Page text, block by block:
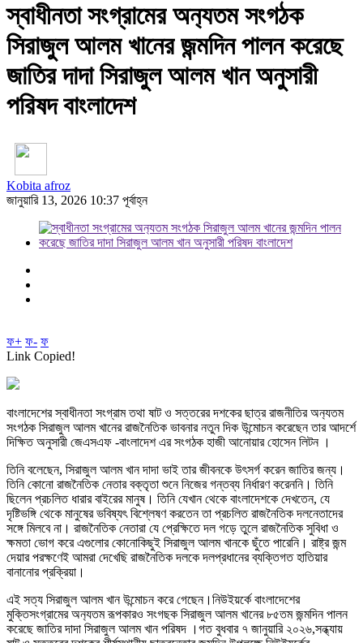
স্বাধীনতা সংগ্রামের অন‍্যতম সংগঠক
সিরাজুল আলম খানের জন্মদিন পালন করেছে
জাতির দাদা সিরাজুল আলম খান অনুসারী
পরিষদ বাংলাদেশ
Kobita afroz
জানুয়ারি 13, 2026 10:37 পূর্বাহ্ন
ফ+ ফ- ফ
Link Copied!
বাংলাদেশের স্বাধীনতা সংগ্রাম তথা ষাট ও সত্তরের দশকের ছাত্র রাজনীতির অন‍্যতম
সংগঠক সিরাজুল আলম খানের রাজনৈতিক ভাবনার নতুন দিক উন্মোচন করেছেন তার আদর্শে
দিক্ষিত অনুসারী জেএসএফ -বাংলাদেশ এর সংগঠক হাজী আনোয়ার হোসেন লিটন ।
তিনি বলেছেন, সিরাজুল আলম খান দাদা ভাই তার জীবনকে উৎসর্গ করেন জাতির জন্য।
তিনি কোনো রাজনৈতিক নেতার বক্তৃতা শুনে নিজের গন্তব্য নির্ধারণ করেননি। তিনি
ছিলেন প্রচলিত ধারার বাইরের মানুষ। তিনি যেখান থেকে বাংলাদেশকে দেখতেন, যে
দৃষ্টিভঙ্গি থেকে মানুষের ভবিষ্যৎ বিশ্লেষণ করতেন তা প্রচলিত রাজনৈতিক দলনেতাদের
সঙ্গে মিলবে না। রাজনৈতিক নেতারা যে প্রেক্ষিতে দল গড়ে তুলে রাজনৈতিক সুবিধা ও
ক্ষমতা ভোগ করে এগুলোর কোনোকিছুই সিরাজুল আলম খানকে ছুঁতে পারেনি। রাষ্ট্র জন্ম
দেয়ার পরক্ষণেই আমরা দেখেছি রাজনৈতিক দলকে দলপ্রধানের ব্যক্তিগত হাতিয়ার
বানানোর প্রক্রিয়া।
এই সত্য সিরাজুল আলম খান উন্মোচন করে গেছেন।নিউইয়র্কে বাংলাদেশের
মুক্তিসংগ্রামের অন‍্যতম রূপকারও সংগছক সিরাজুল আলম খানের ৮৫তম জন্মদিন পালন
করেছে জাতির দাদা সিরাজুল আলম খান পরিষদ ।গত বুধবার ৭ জানুয়ারি ২০২৬,সন্ধ্যায়